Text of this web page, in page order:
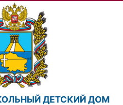
ДЕТСКИЙ ДОМ